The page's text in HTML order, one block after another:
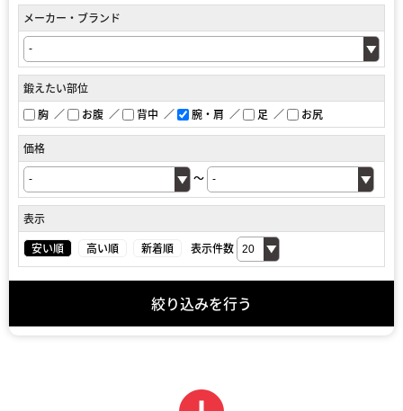
メーカー・ブランド
鍛えたい部位
胸
お腹 背中 腕・肩 足 お尻
価格
～
表示
安い順
高い順 新着順 表示件数
絞り込みを行う